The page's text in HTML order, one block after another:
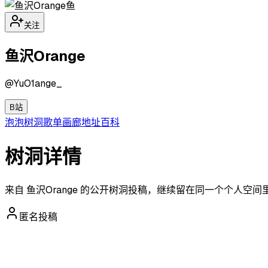
鱼
关注
鱼沢Orange
@YuO1ange_
B站
泡泡树洞歌单画廊地址百科
树洞详情
来自 鱼沢Orange 的公开树洞投稿，继续留在同一个个人空间
匿名投稿